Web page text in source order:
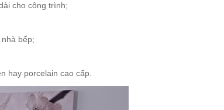
cho công trình;
bếp;
hay porcelain cao cấp.